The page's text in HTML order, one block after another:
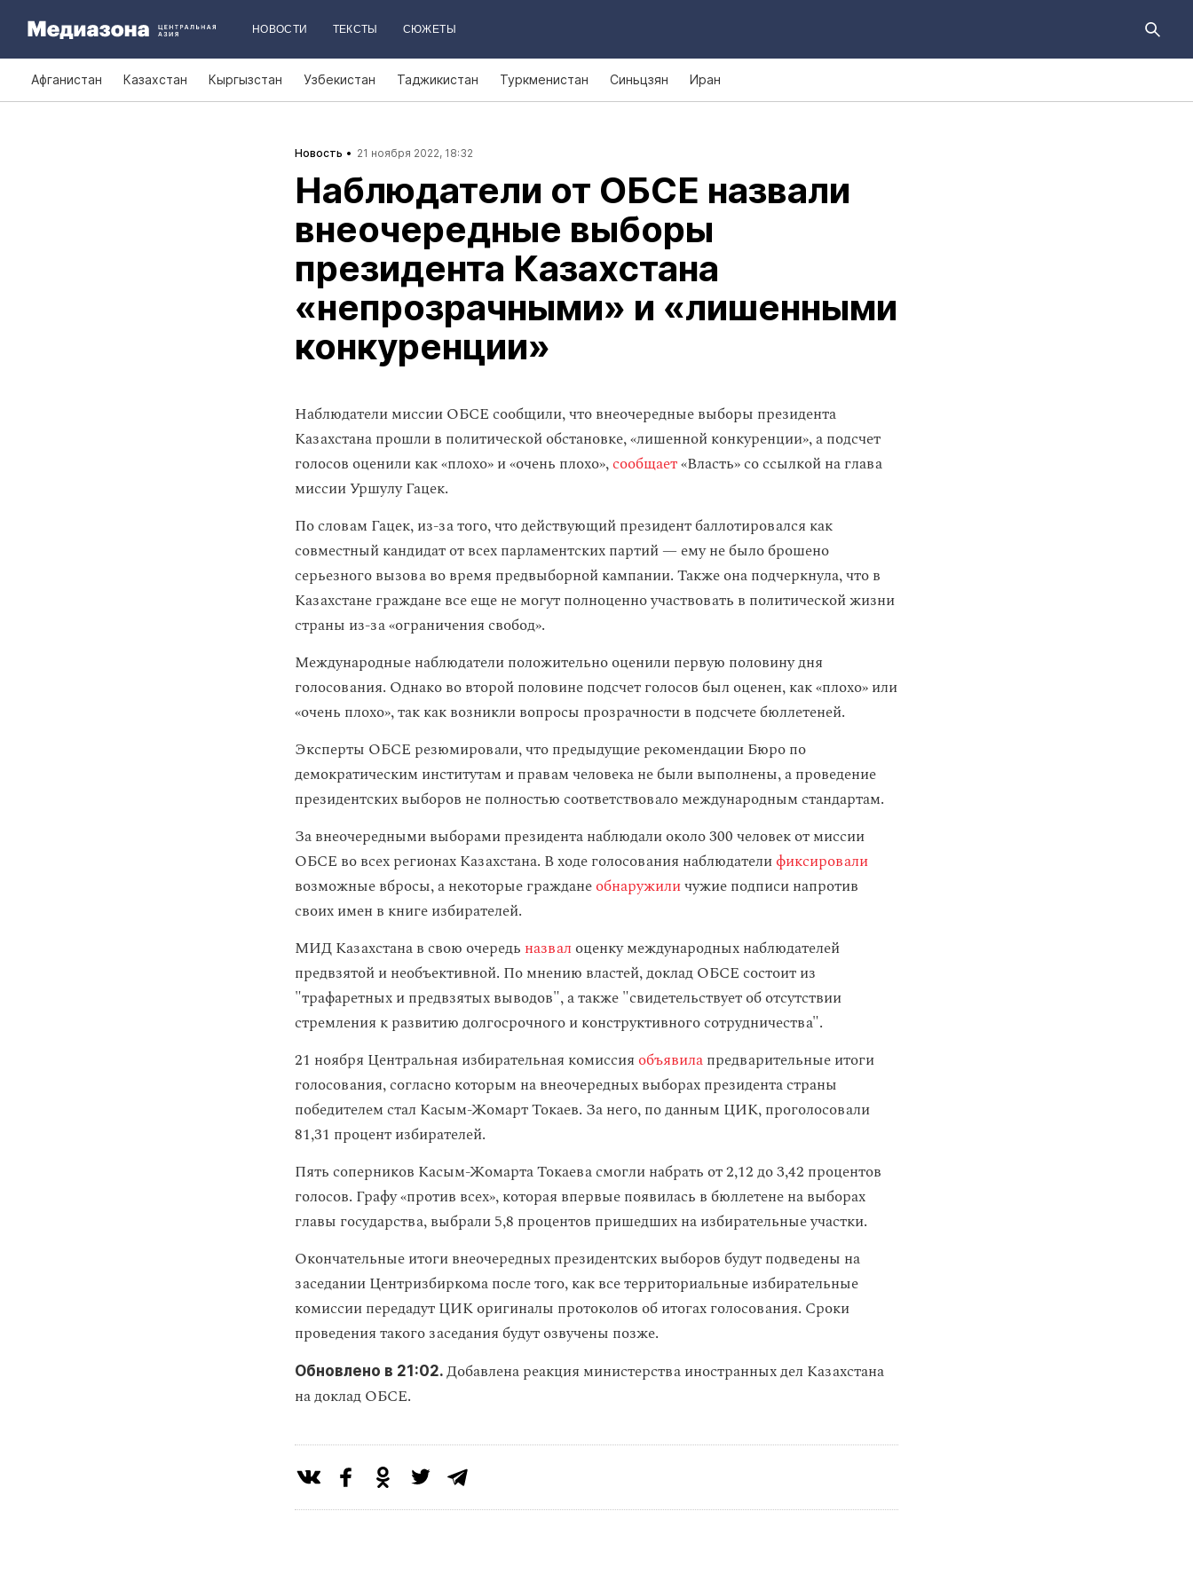
НОВОСТИ ТЕКСТЫ СЮЖЕТЫ
Афганистан Казахстан Кыргызстан Узбекистан Таджикистан Туркменистан Синьцзян Иран
Новость 21 ноября 2022, 18:32
Наблюдатели от ОБСЕ назвали
внеочередные выборы
президента Казахстана
«непрозрачными» и «лишенными
конкуренции»
Наблюдатели миссии ОБСЕ сообщили, что внеочередные выборы президента
Казахстана прошли в политической обстановке, «лишенной конкуренции», а подсчет
голосов оценили как «плохо» и «очень плохо»,сообщает«Власть» со ссылкой на глава
миссии Уршулу Гацек.
По словам Гацек, из-за того, что действующий президент баллотировался как
совместный кандидат от всех парламентских партий — ему не было брошено
серьезного вызова во время предвыборной кампании. Также она подчеркнула, что в
Казахстане граждане все еще не могут полноценно участвовать в политической жизни
страны из-за «ограничения свобод».
Международные наблюдатели положительно оценили первую половину дня
голосования. Однако во второй половине подсчет голосов был оценен, как «плохо» или
«очень плохо», так как возникли вопросы прозрачности в подсчете бюллетеней.
Эксперты ОБСЕ резюмировали, что предыдущие рекомендации Бюро по
демократическим институтам и правам человека не были выполнены, а проведение
президентских выборов не полностью соответствовало международным стандартам.
За внеочередными выборами президента наблюдали около 300 человек от миссии
ОБСЕ во всех регионах Казахстана. В ходе голосования наблюдателификсировали
возможные вбросы, а некоторые гражданеобнаружиличужие подписи напротив
своих имен в книге избирателей.
МИД Казахстана в свою очередь назвал оценку международных наблюдателей
предвзятой и необъективной. По мнению властей, доклад ОБСЕ состоит из
"трафаретных и предвзятых выводов", а также "свидетельствует об отсутствии
стремления к развитию долгосрочного и конструктивного сотрудничества".
21 ноября Центральная избирательная комиссия объявилапредварительные итоги
голосования, согласно которым на внеочередных выборах президента страны
победителем стал Касым-Жомарт Токаев. За него, по данным ЦИК, проголосовали
81,31 процент избирателей.
Пять соперников Касым-Жомарта Токаева смогли набрать от 2,12 до 3,42 процентов
голосов. Графу «‎против всех», которая впервые появилась в бюллетене на выборах
главы государства, выбрали 5,8 процентов пришедших на избирательные участки.
Окончательные итоги внеочередных президентских выборов будут подведены на
заседании Центризбиркома после того, как все территориальные избирательные
комиссии передадут ЦИК оригиналы протоколов об итогах голосования. Сроки
проведения такого заседания будут озвучены позже.
Обновлено в 21:02. Добавлена реакция министерства иностранных дел Казахстана
на доклад ОБСЕ.